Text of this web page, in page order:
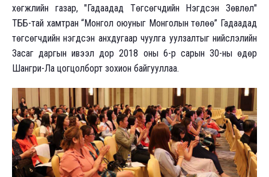
хөгжлийн газар, "Гадаадад Төгсөгчдийн Нэгдсэн Зөвлөл"
ТББ-тай хамтран “Монгол оюуныг Монголын төлөө” Гадаадад
төгсөгчдийн нэгдсэн анхдугаар чуулга уулзалтыг нийслэлийн
Засаг даргын ивээл дор 2018 оны 6-р сарын 30-ны өдөр
Шангри-Ла цогцолборт зохион байгууллаа.